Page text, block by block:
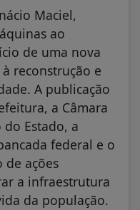
Maciel,
ao
de uma nova
reconstrução e
A publicação
a Câmara
Estado, a
federal e o
de ações
a infraestrutura
da população.